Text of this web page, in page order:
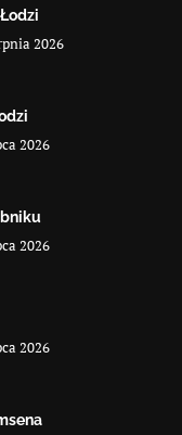
2026
2026
2026
2026